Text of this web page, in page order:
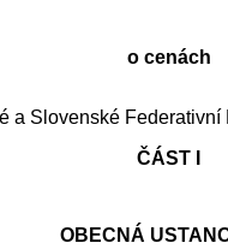
o cenách
Slovenské Federativní
ČÁST I
OBECNÁ
náhrady